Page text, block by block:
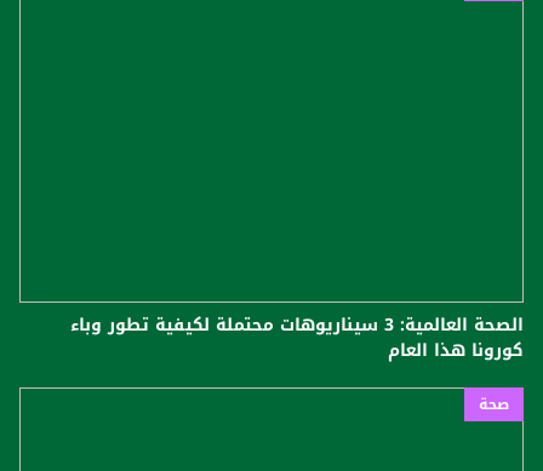
الصحة العالمية: 3 سيناريوهات محتملة لكيفية تطور وباء
كورونا هذا العام
صحة